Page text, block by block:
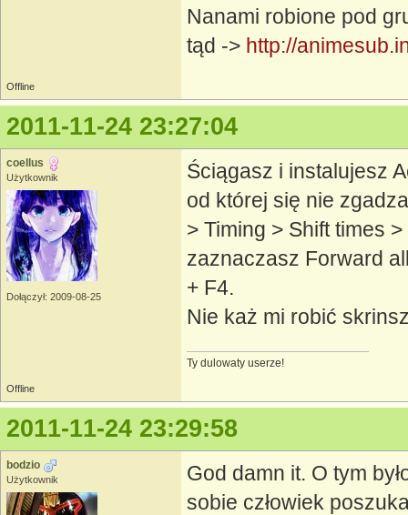
Nanami robione pod
tąd -> http://
Offline
2011-11-24 23:27:04
coellus
Użytkownik
Dołączył: 2009-08-25
Ściągasz i instalujesz
od której się nie
> Timing > Shift times
zaznaczasz Forward
+ F4.
Nie każ mi robić
Ty dulowaty userze!
Offline
2011-11-24 23:29:58
bodzio
Użytkownik
God damn it. O tym
sobie człowiek